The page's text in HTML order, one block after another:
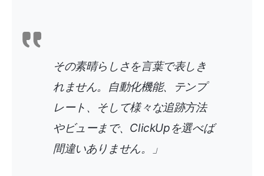
その素晴らしさを言葉で表しき
れません。自動化機能、テンプ
レート、そして様々な追跡方法
やビューまで、ClickUpを選べば
間違いありません。」